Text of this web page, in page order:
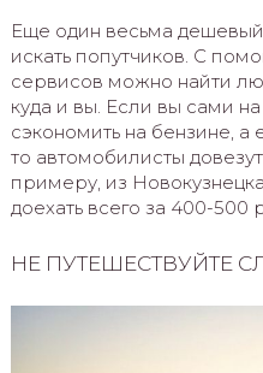
Еще один весьма
искать попутчиков. С
сервисов можно найти
куда и вы. Если вы сами
сэкономить на бензине, а
то автомобилисты
примеру, из
доехать всего за 400-500
НЕ ПУТЕШЕСТВУЙТЕ